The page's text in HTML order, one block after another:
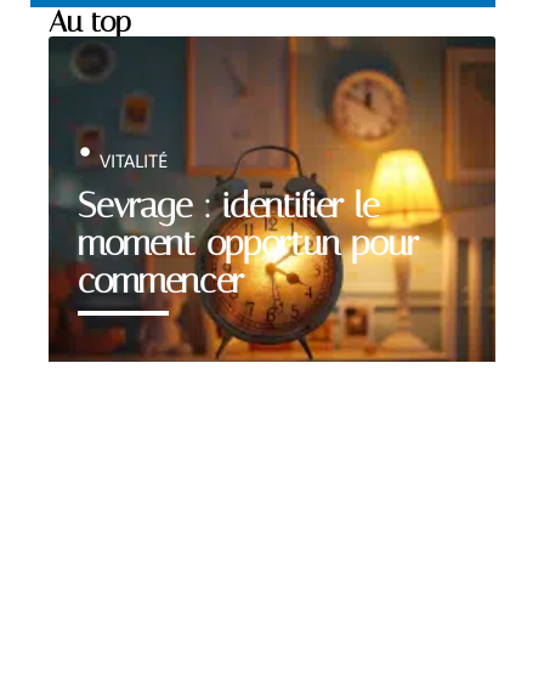
Au top
Sevrage : identifier le
moment opportun pour
commencer
VITALITÉ